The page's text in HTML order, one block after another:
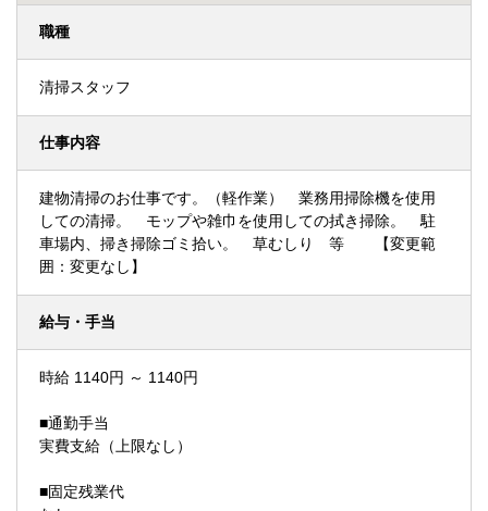
職種
清掃スタッフ
仕事内容
建物清掃のお仕事です。（軽作業） 業務用掃除機を使用
しての清掃。 モップや雑巾を使用しての拭き掃除。 駐
車場内、掃き掃除ゴミ拾い。 草むしり 等 【変更範
囲：変更なし】
給与・手当
時給 1140円 ～ 1140円
■通勤手当
実費支給（上限なし）
■固定残業代